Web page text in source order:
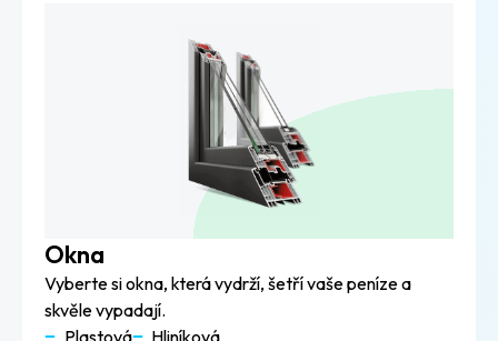
Okna
Vyberte si okna, která vydrží, šetří vaše peníze a
skvěle vypadají.